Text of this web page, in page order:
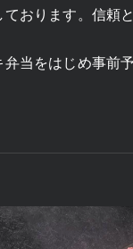
おります。信頼
当をはじめ事前